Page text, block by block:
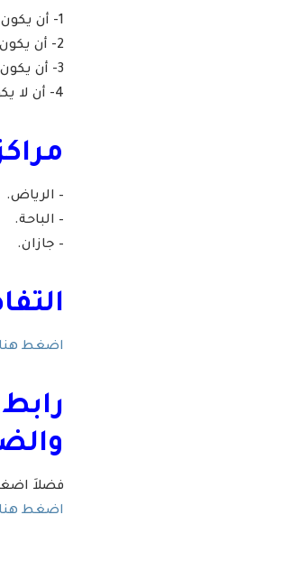
1- أن يكون المتقدم سعودي الجنسية.
2- أن يكون المتقدم 18 سنة فما فوق.
3- أن يكون متفرغاً للدراسة بانتظام في البرنامج.
4- أن لا يكون المتقدم على رأس العمل حالياً.
– الرياض.
– الباحة.
– جازان.
اضغط هنا
فضلاَ
اضغط هنا